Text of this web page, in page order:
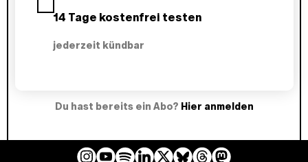
14 Tage kostenfrei testen
jederzeit kündbar
Du hast bereits ein Abo? Hier anmelden